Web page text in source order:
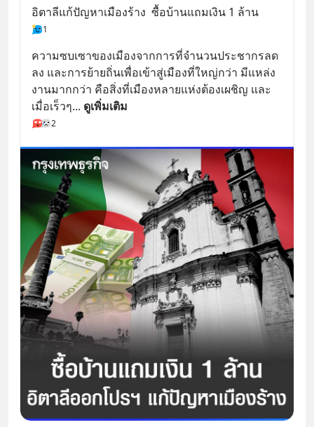
อิตาลีแก้ปัญหาเมืองร้าง  ซื้อบ้านแถมเงิน 1 ล้าน
1
ความซบเซาของเมืองจากการที่จำนวนประชากรลด
ลง และการย้ายถิ่นเพื่อเข้าสู่เมืองที่ใหญ่กว่า มีแหล่ง
งานมากกว่า คือสิ่งที่เมืองหลายแห่งต้องเผชิญ และ
เมื่อเร็วๆ... ดูเพิ่มเติม
2